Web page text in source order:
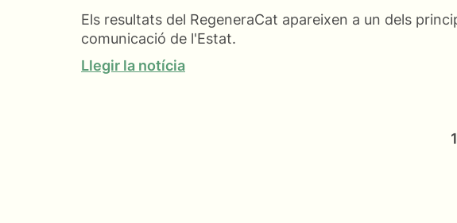
Els resultats del RegeneraCat apareixen a un dels
comunicació de l'Estat.
Llegir la notícia
1